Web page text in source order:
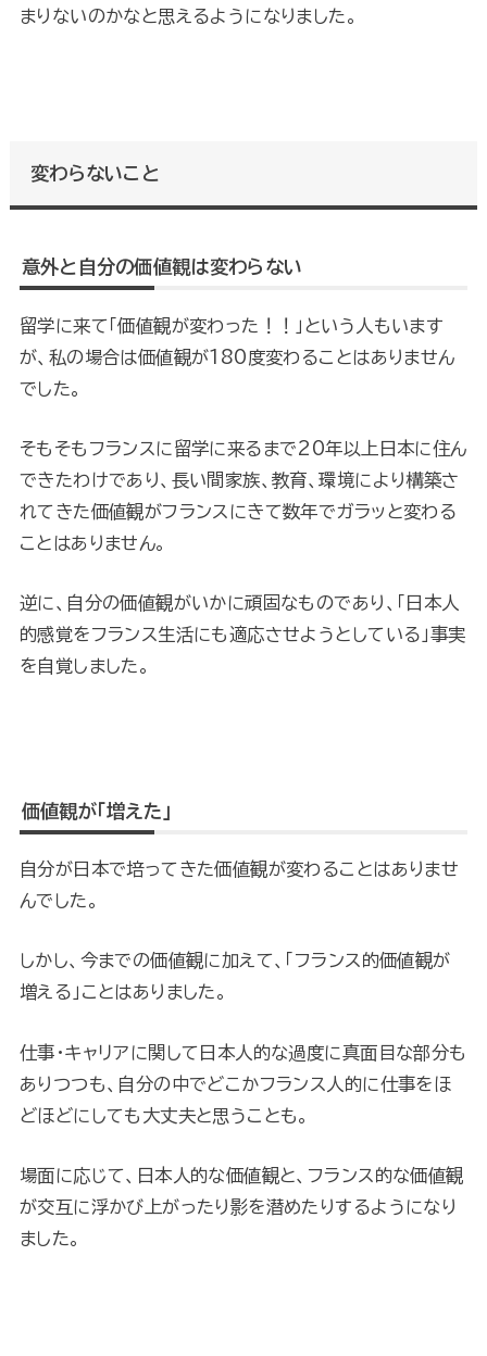
まりないのかなと思えるようになりました。
変わらないこと
意外と自分の価値観は変わらない
留学に来て「価値観が変わった！！」という人もいます
が、私の場合は価値観が180度変わることはありません
でした。
そもそもフランスに留学に来るまで20年以上日本に住ん
できたわけであり、長い間家族、教育、環境により構築さ
れてきた価値観がフランスにきて数年でガラッと変わる
ことはありません。
逆に、自分の価値観がいかに頑固なものであり、「日本人
的感覚をフランス生活にも適応させようとしている」事実
を自覚しました。
価値観が「増えた」
自分が日本で培ってきた価値観が変わることはありませ
んでした。
しかし、今までの価値観に加えて、「フランス的価値観が
増える」ことはありました。
仕事・キャリアに関して日本人的な過度に真面目な部分も
ありつつも、自分の中でどこかフランス人的に仕事をほ
どほどにしても大丈夫と思うことも。
場面に応じて、日本人的な価値観と、フランス的な価値観
が交互に浮かび上がったり影を潜めたりするようになり
ました。